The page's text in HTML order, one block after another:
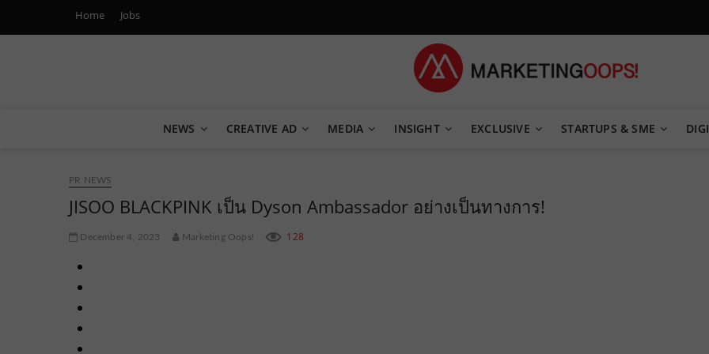
Home Jobs
Marketing Oops!
NEWS CREATIVE AD MEDIA INSIGHT EXCLUSIVE STARTUPS & SME
PR NEWS
JISOO BLACKPINK เป็น Dyson Ambassador อย่างเป็นทางการ!
December 4, 2023 Marketing Oops! 128